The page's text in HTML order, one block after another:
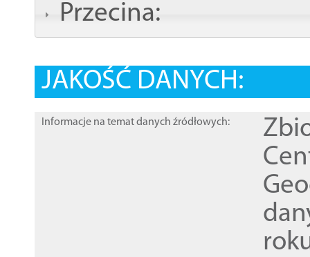
Przecina:
JAKOŚĆ DANYCH:
Informacje na temat danych źródłowych: